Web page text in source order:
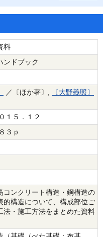
料
ンドブック
／〔ほか著〕,
〔大野義照〕
１５．１２
３ｐ
コンクリート構造・鋼構造の
的構造について、構成部位ご
法・施工方法をまとめた資料